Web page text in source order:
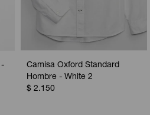
-
Camisa Oxford Standard
Hombre - White 2
$ 2.150